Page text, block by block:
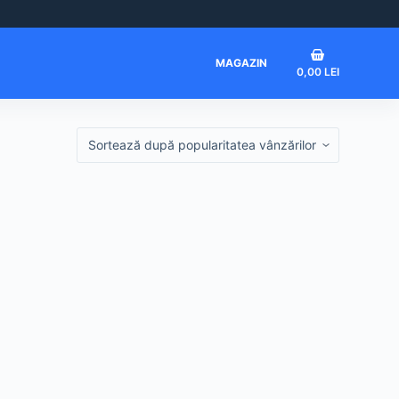
MAGAZIN
Coș
0,00 LEI